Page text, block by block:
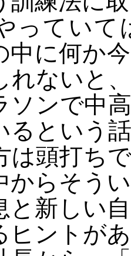
っていて
中に何か
れないと
ソンで中
るという
は頭打ち
からそう
と新しい
ヒントが